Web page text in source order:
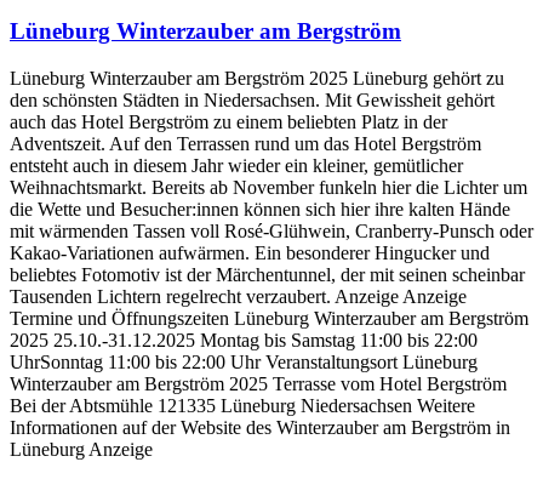
Lüneburg Winterzauber am Bergström
Lüneburg Winterzauber am Bergström 2025 Lüneburg gehört zu
den schönsten Städten in Niedersachsen. Mit Gewissheit gehört
auch das Hotel Bergström zu einem beliebten Platz in der
Adventszeit. Auf den Terrassen rund um das Hotel Bergström
entsteht auch in diesem Jahr wieder ein kleiner, gemütlicher
Weihnachtsmarkt. Bereits ab November funkeln hier die Lichter um
die Wette und Besucher:innen können sich hier ihre kalten Hände
mit wärmenden Tassen voll Rosé-Glühwein, Cranberry-Punsch oder
Kakao-Variationen aufwärmen. Ein besonderer Hingucker und
beliebtes Fotomotiv ist der Märchentunnel, der mit seinen scheinbar
Tausenden Lichtern regelrecht verzaubert. Anzeige Anzeige
Termine und Öffnungszeiten Lüneburg Winterzauber am Bergström
2025 25.10.-31.12.2025 Montag bis Samstag 11:00 bis 22:00
UhrSonntag 11:00 bis 22:00 Uhr Veranstaltungsort Lüneburg
Winterzauber am Bergström 2025 Terrasse vom Hotel Bergström
Bei der Abtsmühle 121335 Lüneburg Niedersachsen Weitere
Informationen auf der Website des Winterzauber am Bergström in
Lüneburg Anzeige